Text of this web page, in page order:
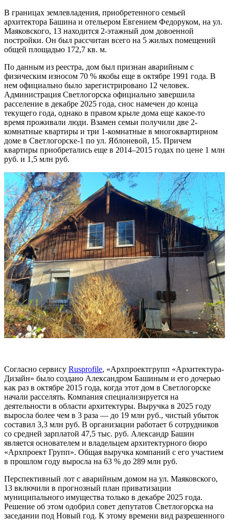
В границах землевладения, приобретенного семьей
архитектора Башина и отельером Евгением Федоруком, на ул.
Маяковского, 13 находится 2-этажный дом довоенной
постройки. Он был рассчитан всего на 5 жилых помещений
общей площадью 172,7 кв. м.
По данным из реестра, дом был признан аварийным с
физическим износом 70 % якобы еще в октябре 1991 года. В
нем официально было зарегистрировано 12 человек.
Администрация Светлогорска официально завершила
расселение в декабре 2025 года, снос намечен до конца
текущего года, однако в правом крыле дома еще какое-то
время проживали люди. Взамен семьи получили две 2-
комнатные квартиры и три 1-комнатные в многоквартирном
доме в Светлогорске-1 по ул. Яблоневой, 15. Причем
квартиры приобретались еще в 2014–2015 годах по цене 1 млн
руб. и 1,5 млн руб.
Согласно сервису Rusprofile, «Архпроектгрупп «Архитектура-
Дизайн» было создано Александром Башиным и его дочерью
как раз в октябре 2015 года, когда этот дом в Светлогорске
начали расселять. Компания специализируется на
деятельности в области архитектуры. Выручка в 2025 году
выросла более чем в 3 раза — до 19 млн руб., чистый убыток
составил 3,3 млн руб. В организации работает 6 сотрудников
со средней зарплатой 47,5 тыс. руб. Александр Башин
является основателем и владельцем архитектурного бюро
«Архпроект Групп». Общая выручка компаний с его участием
в прошлом году выросла на 63 % до 289 млн руб.
Перспективный лот с аварийным домом на ул. Маяковского,
13 включили в прогнозный план приватизации
муниципального имущества только в декабре 2025 года.
Решение об этом одобрил совет депутатов Светлогорска на
заседании под Новый год. К этому времени вид разрешенного